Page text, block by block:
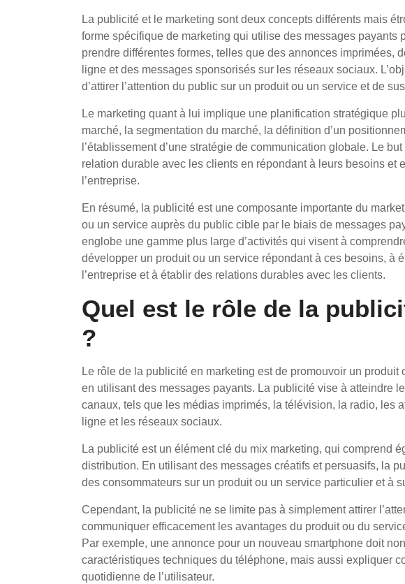
La publicité et le marketing sont deux concepts différents mais
forme spécifique de marketing qui utilise des messages payants
prendre différentes formes, telles que des annonces imprimées,
ligne et des messages sponsorisés sur les réseaux sociaux.
d’attirer l’attention du public sur un produit ou un service et de
Le marketing quant à lui implique une planification stratégique
marché, la segmentation du marché, la définition d’un
l’établissement d’une stratégie de communication globale. Le
relation durable avec les clients en répondant à leurs besoins et
l’entreprise.
En résumé, la publicité est une composante importante du
ou un service auprès du public cible par le biais de messages
englobe une gamme plus large d’activités qui visent à
développer un produit ou un service répondant à ces besoins, à
l’entreprise et à établir des relations durables avec les clients.
Quel est le rôle de la
?
Le rôle de la publicité en marketing est de promouvoir un produit
en utilisant des messages payants. La publicité vise à atteindre
canaux, tels que les médias imprimés, la télévision, la radio, les
ligne et les réseaux sociaux.
La publicité est un élément clé du mix marketing, qui comprend
distribution. En utilisant des messages créatifs et persuasifs, la
des consommateurs sur un produit ou un service particulier et à
Cependant, la publicité ne se limite pas à simplement attirer
communiquer efficacement les avantages du produit ou du
Par exemple, une annonce pour un nouveau smartphone doit
caractéristiques techniques du téléphone, mais aussi expliquer
quotidienne de l’utilisateur.